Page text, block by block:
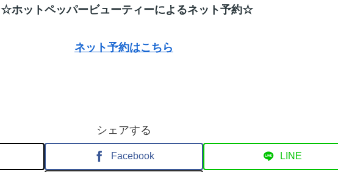
☆ホットペッパービューティーによるネット予約☆
ネット予約はこちら
シェアする
Facebook LINE